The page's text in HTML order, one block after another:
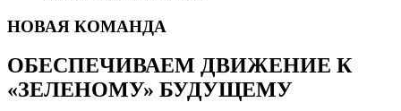
НОВАЯ КОМАНДА
ОБЕСПЕЧИВАЕМ ДВИЖЕНИЕ К
«ЗЕЛЕНОМУ» БУДУЩЕМУ